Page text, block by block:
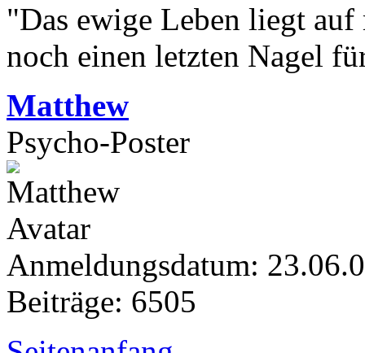
"Das ewige Leben liegt
noch einen letzten Nagel
Matthew
Psycho-Poster
Anmeldungsdatum:
Beiträge: 6505